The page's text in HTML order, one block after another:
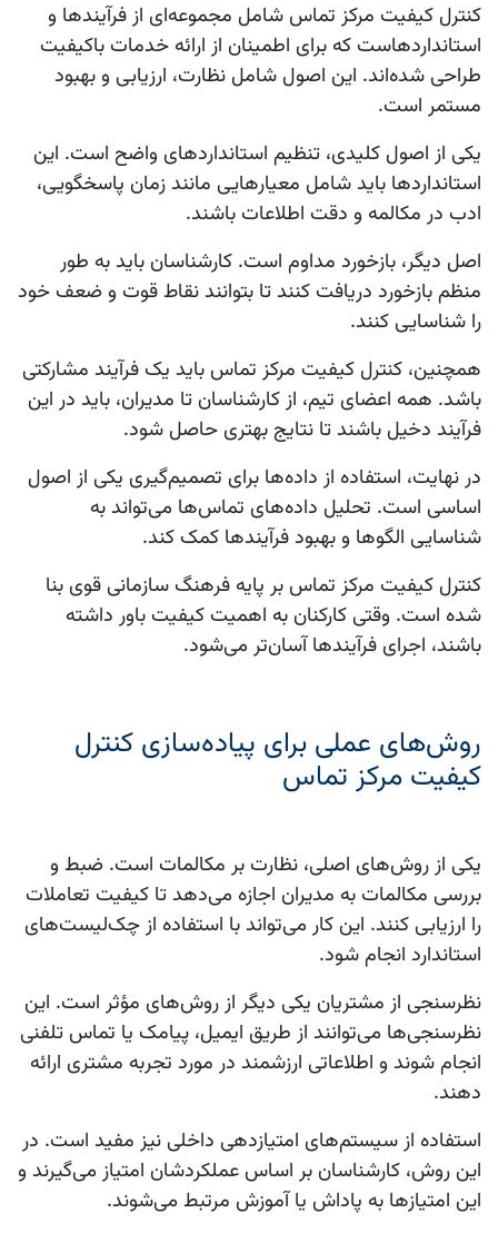
کنترل کیفیت مرکز تماس شامل مجموعه‌ای از فرآیندها و
استانداردهاست که برای اطمینان از ارائه خدمات باکیفیت
طراحی شده‌اند. این اصول شامل نظارت، ارزیابی و بهبود
مستمر است.
یکی از اصول کلیدی، تنظیم استانداردهای واضح است. این
استانداردها باید شامل معیارهایی مانند زمان پاسخگویی،
ادب در مکالمه و دقت اطلاعات باشند.
اصل دیگر، بازخورد مداوم است. کارشناسان باید به طور
منظم بازخورد دریافت کنند تا بتوانند نقاط قوت و ضعف خود
را شناسایی کنند.
همچنین، کنترل کیفیت مرکز تماس باید یک فرآیند مشارکتی
باشد. همه اعضای تیم، از کارشناسان تا مدیران، باید در این
فرآیند دخیل باشند تا نتایج بهتری حاصل شود.
در نهایت، استفاده از داده‌ها برای تصمیم‌گیری یکی از اصول
اساسی است. تحلیل داده‌های تماس‌ها می‌تواند به
شناسایی الگوها و بهبود فرآیندها کمک کند.
کنترل کیفیت مرکز تماس بر پایه فرهنگ سازمانی قوی بنا
شده است. وقتی کارکنان به اهمیت کیفیت باور داشته
باشند، اجرای فرآیندها آسان‌تر می‌شود.
روش‌های عملی برای پیاده‌سازی کنترل
کیفیت مرکز تماس
یکی از روش‌های اصلی، نظارت بر مکالمات است. ضبط و
بررسی مکالمات به مدیران اجازه می‌دهد تا کیفیت تعاملات
را ارزیابی کنند. این کار می‌تواند با استفاده از چک‌لیست‌های
استاندارد انجام شود.
نظرسنجی از مشتریان یکی دیگر از روش‌های مؤثر است. این
نظرسنجی‌ها می‌توانند از طریق ایمیل، پیامک یا تماس تلفنی
انجام شوند و اطلاعاتی ارزشمند در مورد تجربه مشتری ارائه
دهند.
استفاده از سیستم‌های امتیازدهی داخلی نیز مفید است. در
این روش، کارشناسان بر اساس عملکردشان امتیاز می‌گیرند و
این امتیازها به پاداش یا آموزش مرتبط می‌شوند.